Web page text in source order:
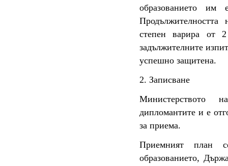
образованието им
Продължителността
степен варира от
задължителните
успешно защитена.
2. Записване
Министерството
дипломантите и е
за приема.
Приемният план
образованието,